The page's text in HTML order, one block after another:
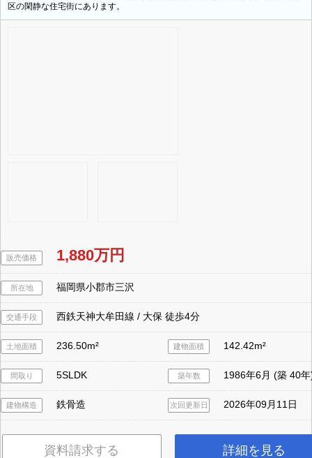
区の閑静な住宅街にあります。
販売価格 1,880万円
所在地 福岡県小郡市三沢
交通手段 西鉄天神大牟田線 / 大保 徒歩4分
土地面積 236.50m² 建物面積 142.42m²
間取り 5SLDK 築年数 1986年6月 (築 40
建物構造 鉄骨造 次回更新日 2026年09月11日
資料請求する 詳細を見る